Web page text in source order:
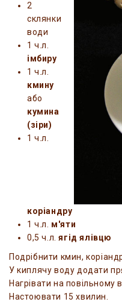
2
склянки
води
1 ч.л.
імбиру
1 ч.л.
кмину
або
кумина
(зіри)
1 ч.л.
коріандру
1 ч.л. м'яти
0,5 ч.л.ягід ялівцю
Подрібнити кмин,
У киплячу воду додати
Нагрівати на повільному
Настоювати 15 хвилин.